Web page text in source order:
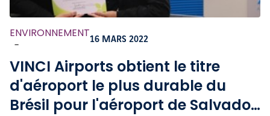
ENVIRONNEMENT
-
16 MARS 2022
VINCI Airports obtient le titre
d'aéroport le plus durable du
Brésil pour l'aéroport de Salvador